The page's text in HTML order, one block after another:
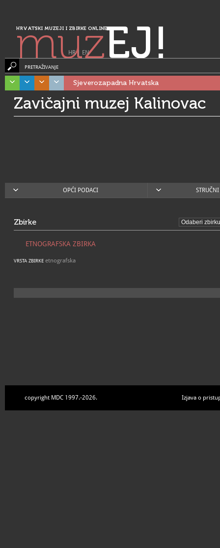
HRVATSKI MUZEJI I ZBIRKE ONLINE
muzEJ!
HR| EN
PRETRAŽIVANJE
Sjeverozapadna Hrvatska
Zavičajni muzej Kalinovac
OPĆI PODACI
Zbirke
ETNOGRAFSKA ZBIRKA
VRSTA ZBIRKE etnografska
copyright MDC 1997.-2026. Izjava o